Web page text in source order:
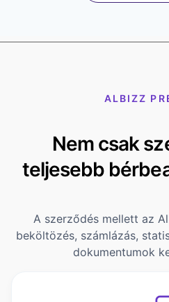
ALBIZZ
Nem csak
teljesebb
A szerződés mellett az
beköltözés, számlázás,
dokumentumok